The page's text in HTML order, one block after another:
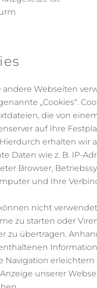
andere Webseiten
„Cookies“.
die von
auf Ihre
erhalten wir
Daten wie z. B. IP-
Browser,
und Ihre
nicht
zu starten oder
zu übertragen.
Navigation erleichtern
unserer